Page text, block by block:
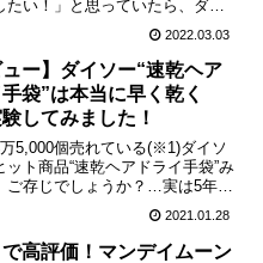
たい！」と思っていたら、ダイ
記事では、ダイソー シアバター
ミルを14日間使った成果を画像
2022.03.03
ュー】ダイソー“速乾ヘア
手袋”は本当に早く乾く
してみました！
5,000個売れている(※1)ダイソ
ット商品“速乾ヘアドライ手袋”み
ご存じでしょうか？…実は5年以
）です。使い勝手が
すすめできるダイソー製品です
2021.01.28
で高評価！マンデイムーン